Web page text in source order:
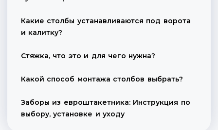
Какие столбы устанавливаются под ворота
и калитку?
Стяжка, что это и для чего нужна?
Какой способ монтажа столбов выбрать?
Заборы из евроштакетника: Инструкция по
выбору, установке и уходу